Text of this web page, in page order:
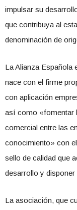
impulsar su
que contribuya al
denominación de
La Alianza Española
nace con el firme
con aplicación
así como «fomentar
comercial entre las
conocimiento» con
sello de calidad que
desarrollo y
La asociación, que